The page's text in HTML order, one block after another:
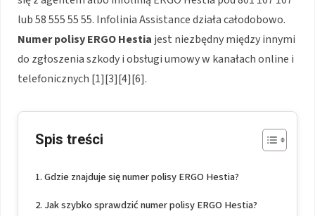
lub 58 555 55 55. Infolinia Assistance działa całodobowo.
Numer polisy ERGO Hestia jest niezbędny między innymi
do zgłoszenia szkody i obsługi umowy w kanałach online i
telefonicznych [1][3][4][6].
Spis treści
Gdzie znajduje się numer polisy ERGO Hestia?
Jak szybko sprawdzić numer polisy ERGO Hestia?